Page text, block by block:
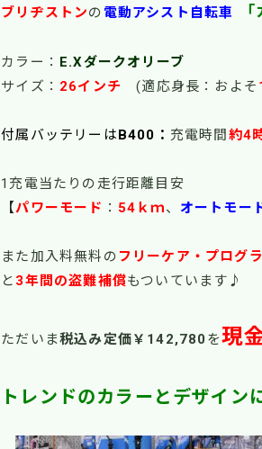
ブリヂストンの 電動アシスト自転車
カラー： E.Xダークオリーブ
サイズ： 26インチ (適応身長：およそ
付属バッテリーはB400： 充電時間 約4
1充電当たりの走行距離目安
【パワーモード ： 54 ｋｍ、 オートモー
また加入料無料の フリーケア・プログ
と 3年間の盗難補償もついています♪
ただいま税込み定価￥142,780 を現
トレンドのカラーとデザイン